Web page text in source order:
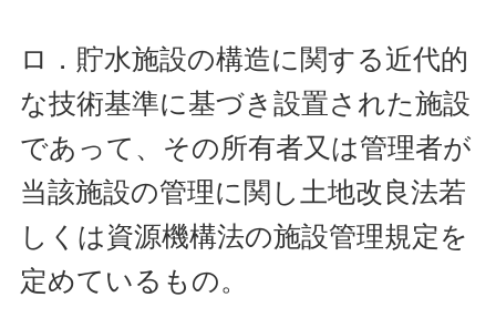
ロ．貯水施設の構造に関する近代的
な技術基準に基づき設置された施設
であって、その所有者又は管理者が
当該施設の管理に関し土地改良法若
しくは資源機構法の施設管理規定を
定めているもの。